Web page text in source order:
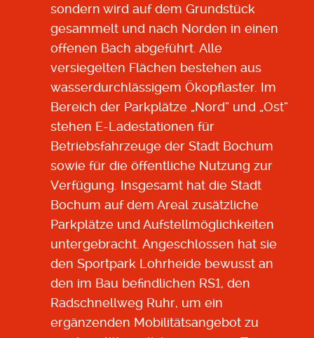
sondern wird auf dem Grundstück
gesammelt und nach Norden in einen
offenen Bach abgeführt. Alle
versiegelten Flächen bestehen aus
wasserdurchlässigem Ökopflaster. Im
Bereich der Parkplätze „Nord“ und „Ost“
stehen E-Ladestationen für
Betriebsfahrzeuge der Stadt Bochum
sowie für die öffentliche Nutzung zur
Verfügung. Insgesamt hat die Stadt
Bochum auf dem Areal zusätzliche
Parkplätze und Aufstellmöglichkeiten
untergebracht. Angeschlossen hat sie
den Sportpark Lohrheide bewusst an
den im Bau befindlichen RS1, den
Radschnellweg Ruhr, um ein
ergänzenden Mobilitätsangebot zu